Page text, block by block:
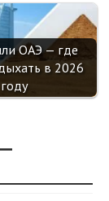
ОАЭ — где
в 2026
году